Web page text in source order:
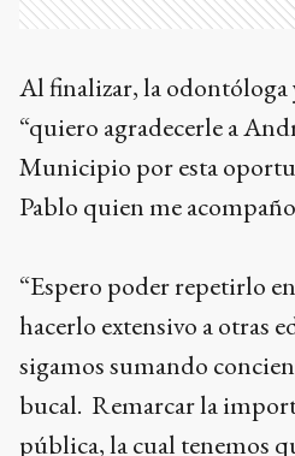
Al finalizar, la odontóloga
“quiero agradecerle a
Municipio por esta
Pablo quien me
“Espero poder repetirlo
hacerlo extensivo a otras
sigamos sumando
bucal. Remarcar la
pública, la cual tenemos